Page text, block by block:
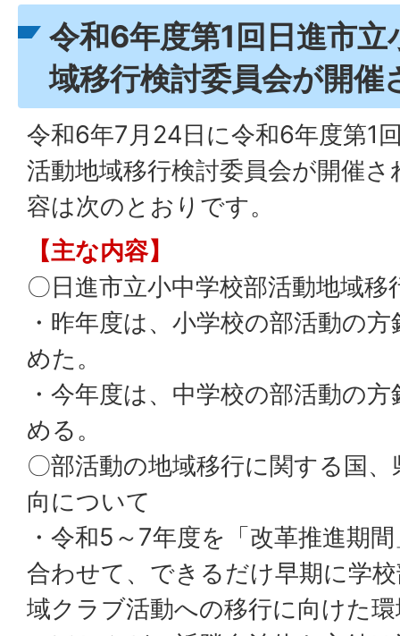
令和6年度第1回日進市立
域移行検討委員会が開催
令和6年7月24日に令和6年度第1
活動地域移行検討委員会が開催
容は次のとおりです。
【主な内容】
〇日進市立小中学校部活動地域
・昨年度は、小学校の部活動の
めた。
・今年度は、中学校の部活動の
める。
〇部活動の地域移行に関する国
向について
・令和5～7年度を「改革推進期
合わせて、できるだけ早期に学
域クラブ活動への移行に向けた